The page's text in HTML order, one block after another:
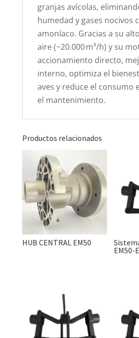
granjas avícolas,
humedad y gases nocivos
amoníaco. Gracias a su
aire (~20.000 m³/h) y su
accionamiento directo,
interno, optimiza el
aves y reduce el consumo
el mantenimiento.
Productos relacionados
HUB CENTRAL EM50
EM50-